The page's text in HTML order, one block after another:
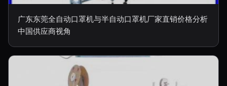
广东东莞全自动口罩机与半自动口罩机厂家直销价格分析
中国供应商视角